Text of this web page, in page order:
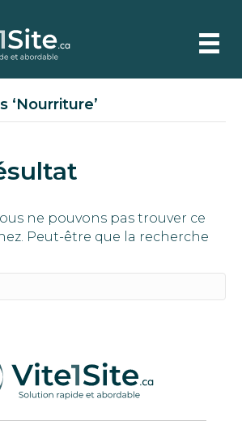
‘Nourriture’
ne pouvons pas trouver ce
Peut-être que la recherche